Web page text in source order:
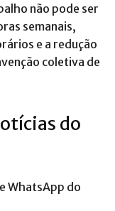
não pode ser
semanais,
e a redução
coletiva de
do
WhatsApp do